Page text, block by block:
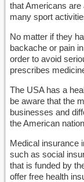
that Americans
many sport
No matter if they
backache or pain
order to avoid
prescribes
The USA has a
be aware that the
businesses and
the American
Medical insurance
such as social
that is funded by
offer free health